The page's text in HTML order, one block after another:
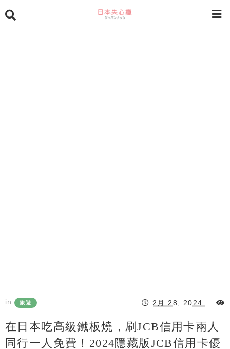
in 旅遊 2月 28, 2024
在日本吃高級鐵板燒，刷JCB信用卡兩人
同行一人免費！2024隱藏版JCB信用卡優